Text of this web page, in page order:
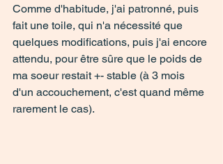
Comme d'habitude, j'ai patronné, puis
fait une toile, qui n'a nécessité que
quelques modifications, puis j'ai encore
attendu, pour être sûre que le poids de
ma soeur restait +- stable (à 3 mois
d'un accouchement, c'est quand même
rarement le cas).